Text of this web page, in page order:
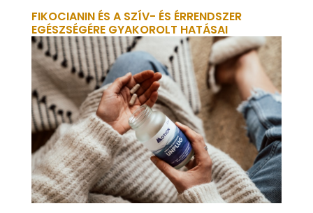
FIKOCIANIN ÉS A SZÍV- ÉS ÉRRENDSZER
EGÉSZSÉGÉRE GYAKOROLT HATÁSAI